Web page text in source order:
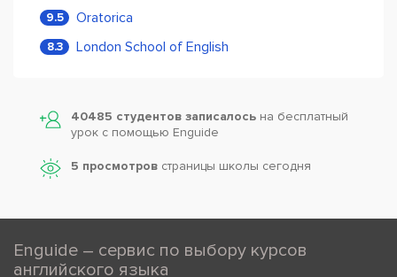
9.5 Oratorica
8.3 London School of English
40485 студентов записалось на бесплатный
урок с помощью Enguide
5 просмотров страницы школы сегодня
Enguide – сервис по выбору курсов
английского языка